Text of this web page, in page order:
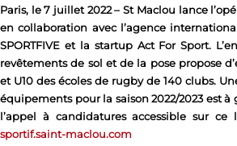
Paris, le 7 juillet 2022 – St Maclou lance
en collaboration avec l’agence
SPORTFIVE et la startup Act For Sport.
revêtements de sol et de la pose propose
et U10 des écoles de rugby de 140 clubs.
équipements pour la saison 2022/2023 est
l’appel à candidatures accessible sur ce
sportif.saint-maclou.com